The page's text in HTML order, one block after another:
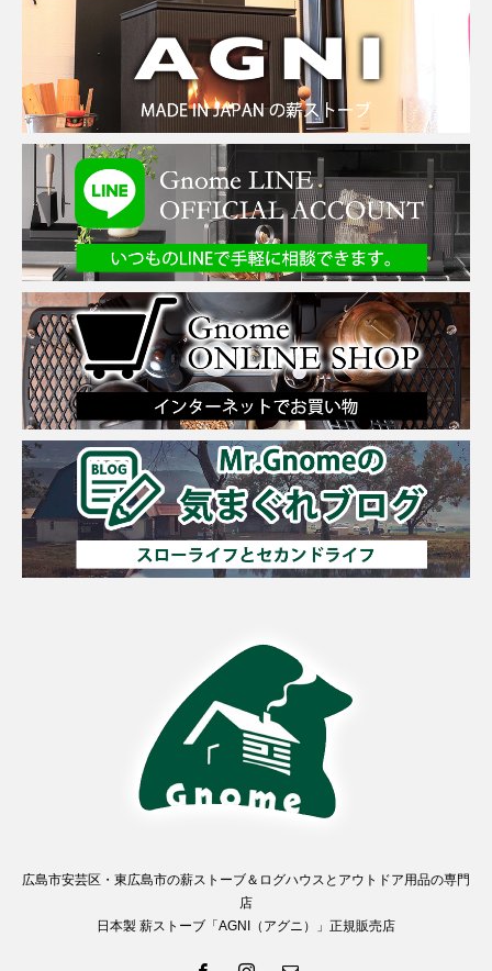
広島市安芸区・東広島市の薪ストーブ＆ログハウスとアウトドア用品の専門
店
日本製 薪ストーブ「AGNI（アグニ）」正規販売店